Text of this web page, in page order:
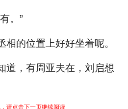
。”
相的位置上好好坐着呢。
道，有周亚夫在，刘启想
请点击下一页继续阅读